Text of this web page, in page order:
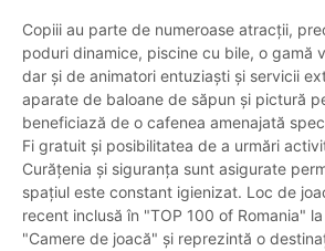
Copiii au parte de numeroase atracții,
poduri dinamice, piscine cu bile, o gamă
dar și de animatori entuziaști și servicii
aparate de baloane de săpun și pictură
beneficiază de o cafenea amenajată
Fi gratuit și posibilitatea de a urmări
Curățenia și siguranța sunt asigurate
spațiul este constant igienizat. Loc de
recent inclusă în "TOP 100 of Romania"
"Camere de joacă" și reprezintă o